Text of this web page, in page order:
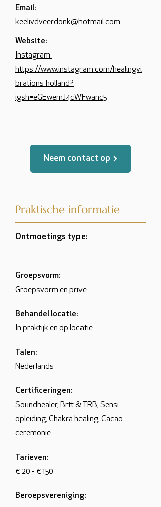
Email:
keelivdveerdonk@hotmail.com
Website:
Instagram:
https://www.instagram.com/healingvi
brations_holland?
igsh=eGEwemJ4cWFwanc5
Neem contact op
Praktische informatie
Ontmoetings type:
Groepsvorm:
Groepsvorm en prive
Behandel locatie:
In praktijk en op locatie
Talen:
Nederlands
Certificeringen:
Soundhealer, Brtt & TRB, Sensi
opleiding, Chakra healing, Cacao
ceremonie
Tarieven:
€ 20 - € 150
Beroepsvereniging: